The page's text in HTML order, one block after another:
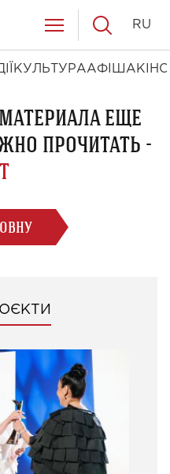
КУЛЬТУРААФІША КІНО
RU
ЕЩЕ
ПРОЧИТАТЬ -